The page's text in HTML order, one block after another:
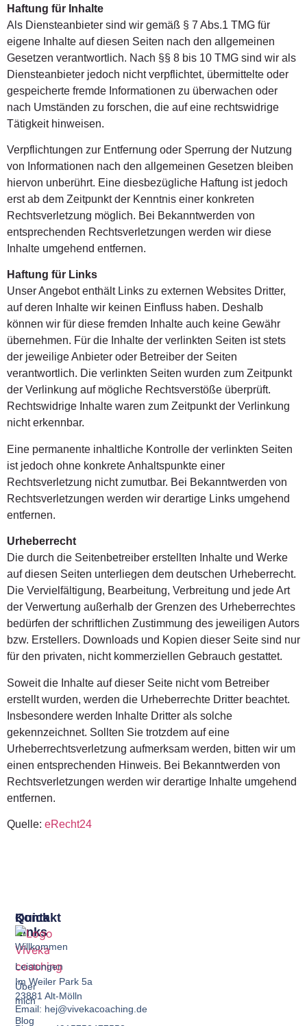
Haftung für Inhalte
Als Diensteanbieter sind wir gemäß § 7 Abs.1 TMG für
eigene Inhalte auf diesen Seiten nach den allgemeinen
Gesetzen verantwortlich. Nach §§ 8 bis 10 TMG sind wir als
Diensteanbieter jedoch nicht verpflichtet, übermittelte oder
gespeicherte fremde Informationen zu überwachen oder
nach Umständen zu forschen, die auf eine rechtswidrige
Tätigkeit hinweisen.
Verpflichtungen zur Entfernung oder Sperrung der Nutzung
von Informationen nach den allgemeinen Gesetzen bleiben
hiervon unberührt. Eine diesbezügliche Haftung ist jedoch
erst ab dem Zeitpunkt der Kenntnis einer konkreten
Rechtsverletzung möglich. Bei Bekanntwerden von
entsprechenden Rechtsverletzungen werden wir diese
Inhalte umgehend entfernen.
Haftung für Links
Unser Angebot enthält Links zu externen Websites Dritter,
auf deren Inhalte wir keinen Einfluss haben. Deshalb
können wir für diese fremden Inhalte auch keine Gewähr
übernehmen. Für die Inhalte der verlinkten Seiten ist stets
der jeweilige Anbieter oder Betreiber der Seiten
verantwortlich. Die verlinkten Seiten wurden zum Zeitpunkt
der Verlinkung auf mögliche Rechtsverstöße überprüft.
Rechtswidrige Inhalte waren zum Zeitpunkt der Verlinkung
nicht erkennbar.
Eine permanente inhaltliche Kontrolle der verlinkten Seiten
ist jedoch ohne konkrete Anhaltspunkte einer
Rechtsverletzung nicht zumutbar. Bei Bekanntwerden von
Rechtsverletzungen werden wir derartige Links umgehend
entfernen.
Urheberrecht
Die durch die Seitenbetreiber erstellten Inhalte und Werke
auf diesen Seiten unterliegen dem deutschen Urheberrecht.
Die Vervielfältigung, Bearbeitung, Verbreitung und jede Art
der Verwertung außerhalb der Grenzen des Urheberrechtes
bedürfen der schriftlichen Zustimmung des jeweiligen Autors
bzw. Erstellers. Downloads und Kopien dieser Seite sind nur
für den privaten, nicht kommerziellen Gebrauch gestattet.
Soweit die Inhalte auf dieser Seite nicht vom Betreiber
erstellt wurden, werden die Urheberrechte Dritter beachtet.
Insbesondere werden Inhalte Dritter als solche
gekennzeichnet. Sollten Sie trotzdem auf eine
Urheberrechtsverletzung aufmerksam werden, bitten wir um
einen entsprechenden Hinweis. Bei Bekanntwerden von
Rechtsverletzungen werden wir derartige Inhalte umgehend
entfernen.
Quelle: eRecht24
Quick
Links
Willkommen
Leistungen
Über
mich
Blog
Kontakt
Im Weiler Park 5a
23881 Alt-Mölln
Email: hej@vivekacoaching.de